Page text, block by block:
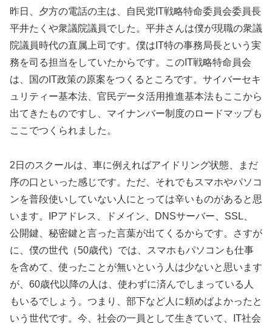
昨日、夕方の電話の主は、自民党IT戦略特命委員会委員長
平井たくや衆議院議員でした。平井さんは僕が現職の衆議
院議員時代の直属上司です。僕はIT特の事務局長という実
務を司る担当をしていたからです。このIT戦略特命員会
は、国のIT政策の原案をつくるところです。サイバーセキ
ュリティー基本法、官民データ活用推進基本法もここから
出てきたものですし、マイナンバー制度のロードマップも
ここでつくられました。
2日のスクールは、車に例えればアイドリング状態、まだ
序の口といった感じです。ただ、それでもスマホやパソコ
ンを普段使いしていない人にとっては辛いものがあると思
います。IPアドレス、ドメイン、DNSサーバー、SSL、
公開鍵、秘密鍵と言った言葉が出てくるからです。さすが
に、僕の世代（50歳代）では、スマホもパソコンも仕事
を含めて、使ったことが無いという人は少ないと思います
が、60歳代以降の人は、使わずに済んでしまっている人
もいるでしょう。つまり、部下など人に頼めばよかったと
いう世代です。今、社会の一員として生きていて、IT社会